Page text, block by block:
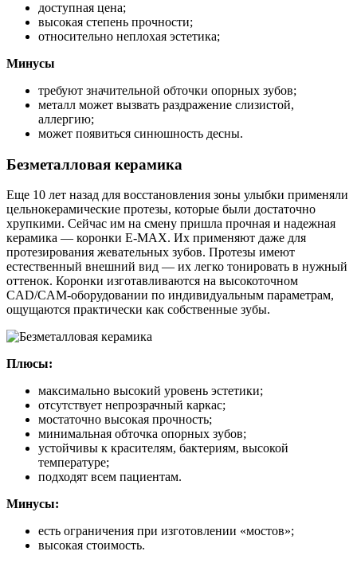
доступная цена;
высокая степень прочности;
относительно неплохая эстетика;
Минусы
требуют значительной обточки опорных зубов;
металл может вызвать раздражение слизистой,
аллергию;
может появиться синюшность десны.
Безметалловая керамика
Еще 10 лет назад для восстановления зоны улыбки применяли
цельнокерамические протезы, которые были достаточно
хрупкими. Сейчас им на смену пришла прочная и надежная
керамика — коронки E-MAX. Их применяют даже для
протезирования жевательных зубов. Протезы имеют
естественный внешний вид — их легко тонировать в нужный
оттенок. Коронки изготавливаются на высокоточном
CAD/CAM-оборудовании по индивидуальным параметрам,
ощущаются практически как собственные зубы.
Плюсы:
максимально высокий уровень эстетики;
отсутствует непрозрачный каркас;
мостаточно высокая прочность;
минимальная обточка опорных зубов;
устойчивы к красителям, бактериям, высокой
температуре;
подходят всем пациентам.
Минусы:
есть ограничения при изготовлении «мостов»;
высокая стоимость.